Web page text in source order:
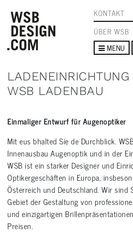
KONTAKT
ÜBER WSB
MENU
LADENEINRICHTUNG
WSB LADENBAU
Einmaliger Entwurf für Augenoptiker
Mit eus bhalted Sie de Durchblick.
Innenausbau Augenoptik und in der
WSB ist ein starker Designer und
Optikergeschäften in Europa,
Österreich und Deutschland. Wir sind
Gebiet der Gestaltung von
und einzigartigen
Preisen.